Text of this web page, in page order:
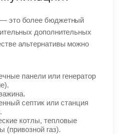
— это более бюджетный
дополнительных
альтернативы можно
панели или генератор
септик или станция
котлы, тепловые
(привозной газ).